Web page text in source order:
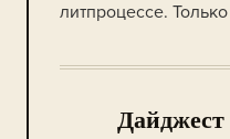
литпроцессе.